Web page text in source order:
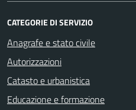
CATEGORIE DI SERVIZIO
Anagrafe e stato civile
Autorizzazioni
Catasto e urbanistica
Educazione e formazione